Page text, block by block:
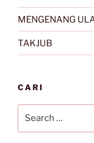
MENGENANG
TAKJUB
CARI